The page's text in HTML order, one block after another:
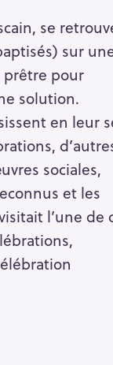
se
sur
prêtre pour
solution.
en leur
sociales,
et les
l’une de
la